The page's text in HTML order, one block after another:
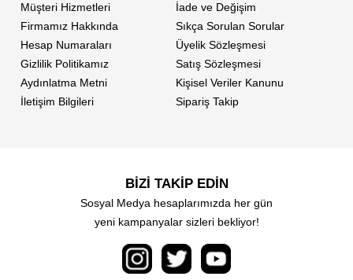
Müşteri Hizmetleri
Firmamız Hakkında
Hesap Numaraları
Gizlilik Politikamız
Aydınlatma Metni
İletişim Bilgileri
İade ve Değişim
Sıkça Sorulan Sorular
Üyelik Sözleşmesi
Satış Sözleşmesi
Kişisel Veriler Kanunu
Sipariş Takip
BİZİ TAKİP EDİN
Sosyal Medya hesaplarımızda her gün
yeni kampanyalar sizleri bekliyor!